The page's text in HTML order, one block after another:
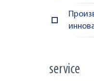
service